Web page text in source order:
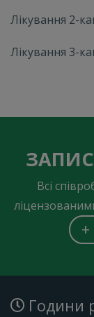
Лікування 2-
Лікування 3-
Всі
+
Години